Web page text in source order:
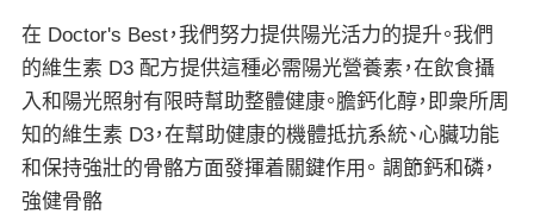
在 Doctor's Best，我們努力提供陽光活力的提升。我們
的維生素 D3 配方提供這種必需陽光營養素，在飲食攝
入和陽光照射有限時幫助整體健康。膽鈣化醇，即衆所周
知的維生素 D3，在幫助健康的機體抵抗系統、心臟功能
和保持強壯的骨骼方面發揮着關鍵作用。 調節鈣和磷，
強健骨骼